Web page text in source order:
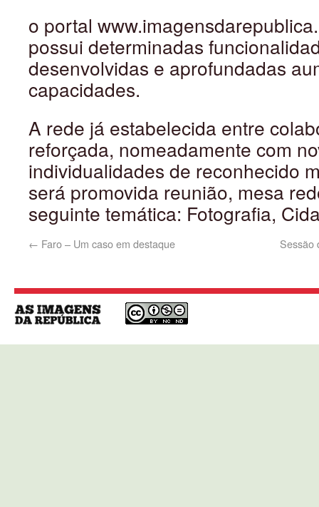
o portal
possui determinadas
desenvolvidas e aprofundadas
capacidades.
A rede já estabelecida entre
reforçada, nomeadamente com
individualidades de reconhecido
será promovida reunião, mesa
seguinte temática: Fotografia,
← Faro – Um caso em destaque Sessão